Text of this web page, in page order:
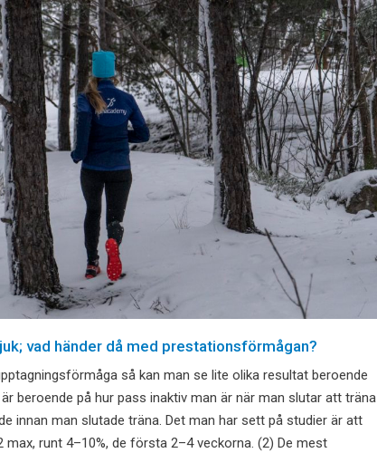
vad händer då med prestationsförmågan?
så kan man se lite olika resultat beroende
beroende på hur pass inaktiv man är när man slutar att träna
innan man slutade träna. Det man har sett på studier är att
runt 4–10%, de första 2–4 veckorna. (2) De mest